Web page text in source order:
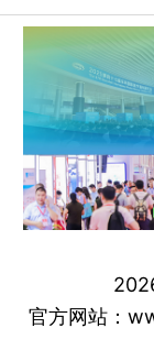
官方网站：